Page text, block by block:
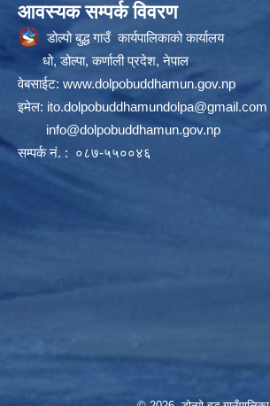
आवस्यक सम्पर्क विवरण
डोल्पो बुद्ध गाउँ कार्यपालिकाको कार्यालय
धो, डोल्पा, कर्णाली प्रदेश, नेपाल
वेबसाईट: www.dolpobuddhamun.gov.np
इमेल: ito.dolpobuddhamundolpa@gmail.com
info@dolpobuddhamun.gov.np
सम्पर्क नं. : ०८७-५५००४६